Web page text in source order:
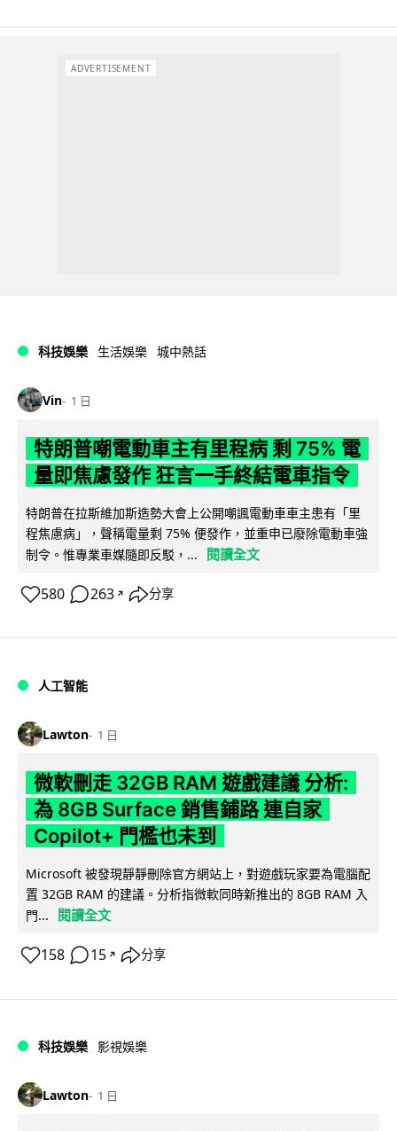
ADVERTISEMENT
科技娛樂 生活娛樂 城中熱話
Vin 1 日
特朗普嘲電動車主有里程病 剩 75% 電
量即焦慮發作 狂言一手終結電車指令
特朗普在拉斯維加斯造勢大會上公開嘲諷電動車車主患有「里
程焦慮病」，聲稱電量剩 75% 便發作，並重申已廢除電動車強
制令。惟專業車媒隨即反駁，...
閱讀全文
580 263 ↗ 分享
人工智能
Lawton 1 日
微軟刪走 32GB RAM 遊戲建議 分析:
為 8GB Surface 銷售鋪路 連自家
Copilot+ 門檻也未到
Microsoft 被發現靜靜刪除官方網站上，對遊戲玩家要為電腦配
置 32GB RAM 的建議。分析指微軟同時新推出的 8GB RAM 入
門...
閱讀全文
158 15 ↗ 分享
科技娛樂 影視娛樂
Lawton 1 日